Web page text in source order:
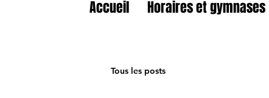
Accueil Horaires et gymnases
Tous les posts